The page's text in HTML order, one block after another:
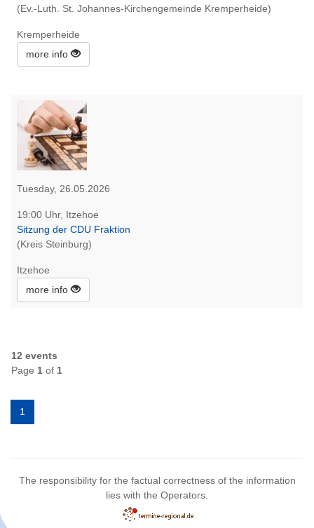
(Ev.-Luth. St. Johannes-Kirchengemeinde Kremperheide)
Kremperheide
more info
Tuesday, 26.05.2026
19:00 Uhr, Itzehoe
Sitzung der CDU Fraktion
(Kreis Steinburg)
Itzehoe
more info
12 events
Page 1 of 1
1
The responsibility for the factual correctness of the information
lies with the Operators.